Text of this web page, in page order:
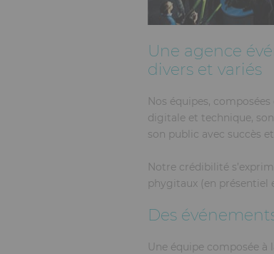
Une agence
divers et variés
Nos équipes,
digitale et technique,
son public avec succès
Notre crédibilité
phygitaux (en présentiel
Des
Une équipe composée